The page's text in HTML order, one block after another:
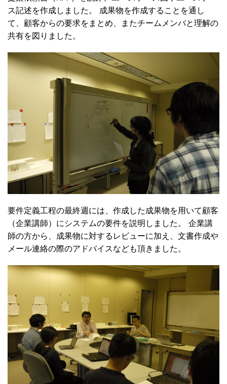
ス記述を作成しました。 成果物を作成することを通し
て、顧客からの要求をまとめ、またチームメンバと理解の
共有を図りました。
要件定義工程の最終週には、作成した成果物を用いて顧客
（企業講師）にシステムの要件を説明しました。 企業講
師の方から、成果物に対するレビューに加え、文書作成や
メール連絡の際のアドバイスなども頂きました。